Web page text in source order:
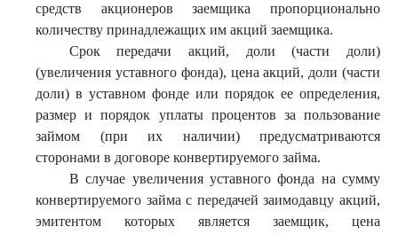
средств акционеров заемщика пропорционально
количеству принадлежащих им акций заемщика.
Срок передачи акций, доли (части доли)
(увеличения уставного фонда), цена акций, доли (части
доли) в уставном фонде или порядок ее определения,
размер и порядок уплаты процентов за пользование
займом (при их наличии) предусматриваются
сторонами в договоре конвертируемого займа.
В случае увеличения уставного фонда на сумму
конвертируемого займа с передачей заимодавцу акций,
эмитентом которых является заемщик, цена